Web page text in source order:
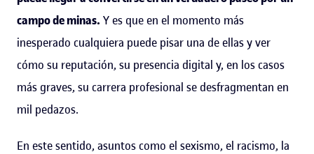
campo de minas. Y es que en el momento más
inesperado cualquiera puede pisar una de ellas y ver
cómo su reputación, su presencia digital y, en los casos
más graves, su carrera profesional se desfragmentan en
mil pedazos.
En este sentido, asuntos como el sexismo, el racismo, la